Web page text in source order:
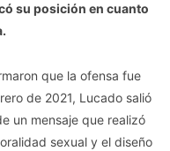
su posición en cuanto
que la ofensa fue
de 2021, Lucado salió
un mensaje que realizó
sexual y el diseño